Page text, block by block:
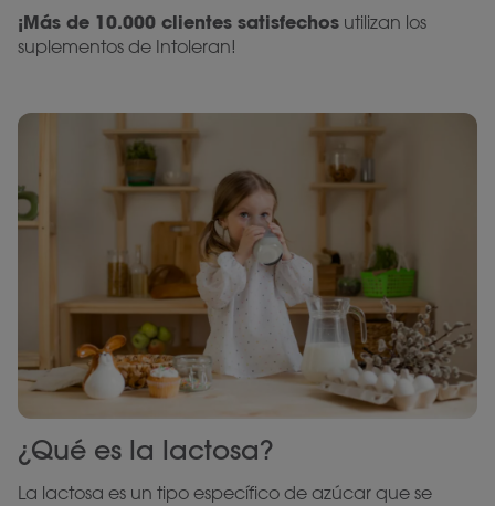
¡Más de 10.000 clientes satisfechos utilizan los
suplementos de Intoleran!
¿Qué es la lactosa?
La lactosa es un tipo específico de azúcar que se